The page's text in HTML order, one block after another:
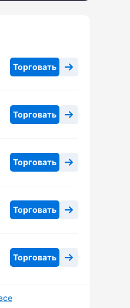
Торговать
Торговать
Торговать
Торговать
Торговать